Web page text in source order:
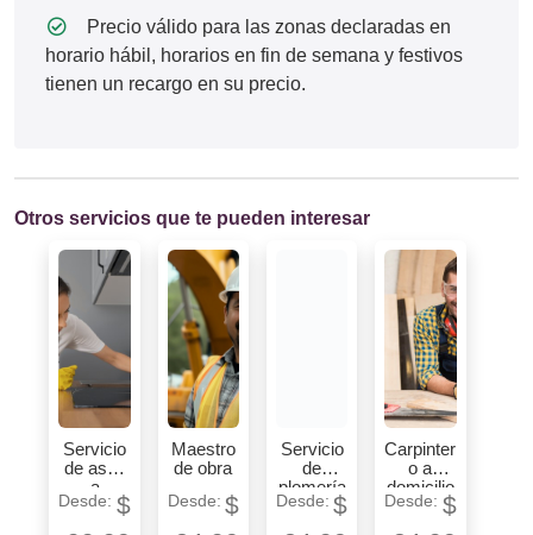
Precio válido para las zonas declaradas en
horario hábil, horarios en fin de semana y festivos
tienen un recargo en su precio.
Otros servicios que te pueden interesar
Servicio
de aseo
a
domicilio
$
Maestro
de obra
$
Servicio
de
plomería
$
Carpinter
o a
domicilio
$